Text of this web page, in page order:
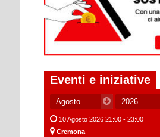
Eventi e iniziative
10 Agosto 2026 21:00 - 23:00
Cremona